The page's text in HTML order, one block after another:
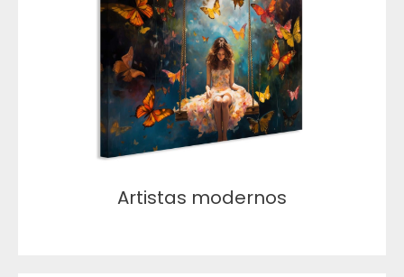
Artistas modernos